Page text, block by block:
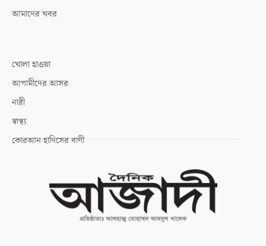
আমাদের খবর
খোলা হাওয়া
আগামীদের আসর
নারী
স্বাস্থ্য
কোরআন হাদিসের বাণী